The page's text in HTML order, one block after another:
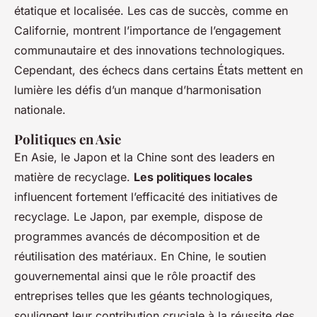
étatique et localisée. Les cas de succès, comme en
Californie, montrent l’importance de l’engagement
communautaire et des innovations technologiques.
Cependant, des échecs dans certains États mettent en
lumière les défis d’un manque d’harmonisation
nationale.
Politiques en Asie
En Asie, le Japon et la Chine sont des leaders en
matière de recyclage. Les politiques locales
influencent fortement l’efficacité des initiatives de
recyclage. Le Japon, par exemple, dispose de
programmes avancés de décomposition et de
réutilisation des matériaux. En Chine, le soutien
gouvernemental ainsi que le rôle proactif des
entreprises telles que les géants technologiques,